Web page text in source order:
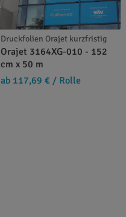
Druckfolien Orajet kurzfristig
Orajet 3164XG-010 - 152
cm x 50 m
ab 117,69 € / Rolle